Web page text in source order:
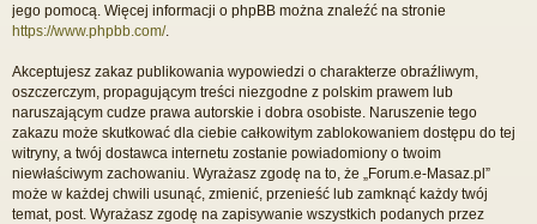
jego pomocą. Więcej informacji o phpBB można znaleźć na stronie
https://www.phpbb.com/.
Akceptujesz zakaz publikowania wypowiedzi o charakterze obraźliwym,
oszczerczym, propagującym treści niezgodne z polskim prawem lub
naruszającym cudze prawa autorskie i dobra osobiste. Naruszenie tego
zakazu może skutkować dla ciebie całkowitym zablokowaniem dostępu do tej
witryny, a twój dostawca internetu zostanie powiadomiony o twoim
niewłaściwym zachowaniu. Wyrażasz zgodę na to, że „Forum.e-Masaz.pl”
może w każdej chwili usunąć, zmienić, przenieść lub zamknąć każdy twój
temat, post. Wyrażasz zgodę na zapisywanie wszystkich podanych przez